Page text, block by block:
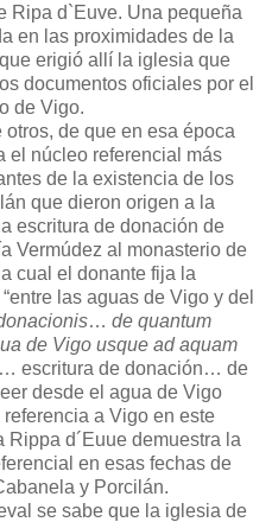
Ripa d`Euve. Una pequeña
en las proximidades de la
erigió allí la iglesia que
documentos oficiales por el
de Vigo.
de que en esa época
el núcleo referencial más
de la existencia de los
que dieron origen a la
escritura de donación de
Vermúdez al monasterio de
cual el donante fija la
las aguas de Vigo y del
… de quantum
de Vigo usque ad aquam
escritura de donación… de
desde el agua de Vigo
referencia a Vigo en este
d´Euue demuestra la
en esas fechas de
y Porcilán.
se sabe que la iglesia de